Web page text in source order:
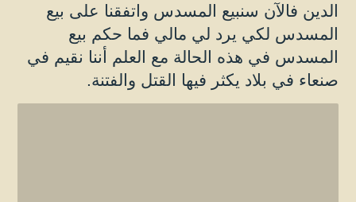
الدين فالآن سنبيع المسدس واتفقنا على بيع
المسدس لكي يرد لي مالي فما حكم بيع
المسدس في هذه الحالة مع العلم أننا نقيم في
صنعاء في بلاد يكثر فيها القتل والفتنة.